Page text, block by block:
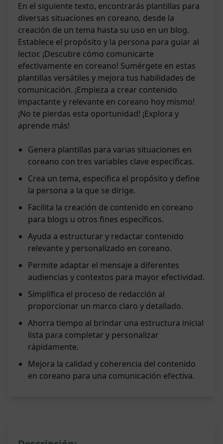
En el siguiente texto, encontrarás plantillas para
diversas situaciones en coreano, desde la
creación de un tema hasta su uso en un blog.
Establece el propósito y la persona para guiar al
lector. ¡Descubre cómo comunicarte
efectivamente en coreano! Sumérgete en estas
plantillas versátiles y mejora tus habilidades de
comunicación. ¡Empieza a crear contenido
impactante y relevante en coreano hoy mismo!
¡No te pierdas esta oportunidad! ¡Explora y
aprende más!
Genera plantillas para varias situaciones en
coreano con tres variables clave específicas.
Crea un tema, especifica el propósito y define
la persona a la que se dirige.
Facilita la creación de contenido en coreano
para blogs u otros fines específicos.
Ayuda a estructurar y redactar contenido
relevante y personalizado en coreano.
Permite adaptar el mensaje a diferentes
audiencias y contextos para mayor efectividad.
Simplifica el proceso de redacción al
proporcionar un marco claro y detallado.
Ahorra tiempo al brindar una estructura inicial
lista para completar y personalizar
rápidamente.
Mejora la calidad y coherencia del contenido
en coreano para una comunicación efectiva.